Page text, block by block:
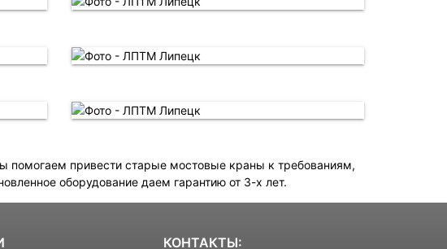
помогаем привести старые мостовые краны к требованиям,
оборудование даем гарантию от 3-х лет.
КОНТАКТЫ: